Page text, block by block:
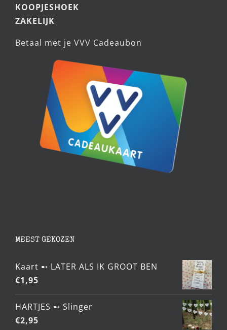
KOOPJESHOEK
ZAKELIJK
Betaal met je VVV Cadeaubon
MEEST GEKOZEN
Kaart ➸ LATER ALS IK GROOT BEN
€1,95
HARTJES ➸ Slinger
€2,95